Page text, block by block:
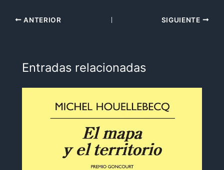
ANTERIOR SIGUIENTE
Entradas relacionadas